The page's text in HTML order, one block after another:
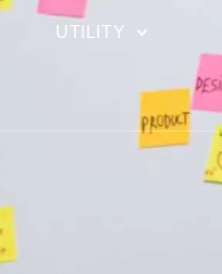
UTILITY